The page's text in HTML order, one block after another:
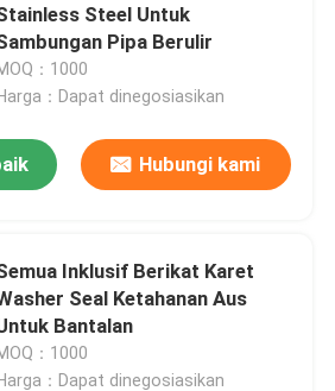
Steel Untuk
Pipa Berulir
：1000
：Dapat dinegosiasikan
Hubungi kami
Inklusif Berikat Karet
Seal Ketahanan Aus
Bantalan
：1000
：Dapat dinegosiasikan